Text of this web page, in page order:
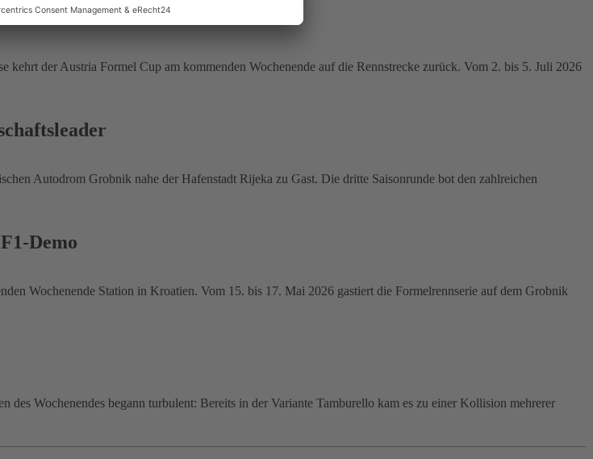
in Italien zurück
der Austria Formel Cup am kommenden Wochenende auf die Rennstrecke zurück. Vom 2. bis 5. Juli 2026
Autodrom Grobnik nahe der Hafenstadt Rijeka zu Gast. Die dritte Saisonrunde bot den zahlreichen
Demo
Wochenende Station in Kroatien. Vom 15. bis 17. Mai 2026 gastiert die Formelrennserie auf dem Grobnik
Wochenendes begann turbulent: Bereits in der Variante Tamburello kam es zu einer Kollision mehrerer